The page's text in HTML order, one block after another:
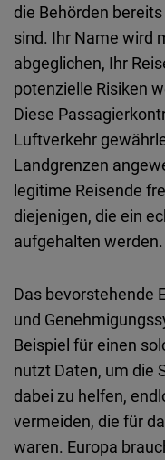
die Behörden bereits
sind. Ihr Name wird
abgeglichen, Ihr
potenzielle Risiken
Diese
Luftverkehr
Landgrenzen
legitime Reisende
diejenigen, die ein
aufgehalten werden.
Das bevorstehende
und
Beispiel für einen
nutzt Daten, um die
dabei zu helfen,
vermeiden, die für
waren. Europa